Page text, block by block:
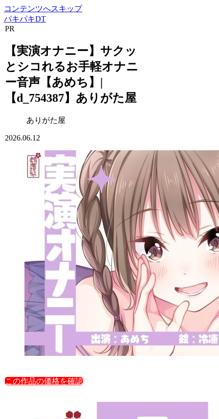
コンテンツへスキップ
パキパキDT
PR
【実演オナニー】サクッ
とシコれるお手軽オナニ
ー音声【あめち】|
【d_754387】ありがた屋
ありがた屋
2026.06.12
この作品の価格を確認